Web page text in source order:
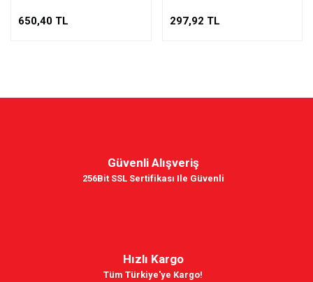
650,40 TL 297,92 TL
Güvenli Alışveriş
256Bit SSL Sertifikası Ile Güvenli
Hızlı Kargo
Tüm Türkiye'ye Kargo!